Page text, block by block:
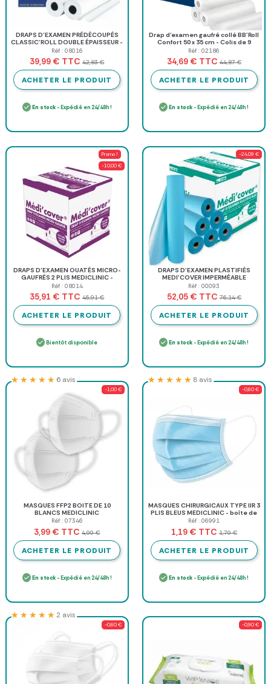
DRAPS D’EXAMEN PRÉDÉCOUPÉS
CLASSIC’ROLL DOUBLE ÉPAISSEUR -
12 rouleaux
Réf : 08016
39,99 € TTC 42,83 €
ACHETER LE PRODUIT
En stock- Expédié en 24/48h !
Drap d'examen gaufré collé BB'Roll
Confort 50 x 35 cm - Colis de 9
rouleaux
Réf : 02186
34,69 € TTC 44,87 €
ACHETER LE PRODUIT
En stock - Expédié en 24/48h !
Promo !
-10,00 €
DRAPS D’EXAMEN OUATÉS MICRO-
GAUFRÉS 2 PLIS MEDICLINIC -
carton de 9 rouleaux
Réf : 08014
35,91 € TTC 45,91 €
ACHETER LE PRODUIT
Bientôt disponible
-24,09 €
DRAPS D'EXAMEN PLASTIFIÉS
MEDI'COVER IMPERMÉABLE
MEDICLINIC - 6 rouleaux de 180
formats
Réf : 00093
52,05 € TTC 76,14 €
ACHETER LE PRODUIT
En stock - Expédié en 24/48h !
-1,00 €
MASQUES FFP2 BOITE DE 10
BLANCS MEDICLINIC
Réf : 07346
★★★★★
★★★★★ 6 avis
3,99 € TTC 4,99 €
ACHETER LE PRODUIT
En stock- Expédié en 24/48h !
-0,60 €
MASQUES CHIRURGICAUX TYPE IIR 3
PLIS BLEUS MEDICLINIC - boîte de
50
Réf : 06991
★★★★★
★★★★★ 8 avis
1,19 € TTC 1,79 €
ACHETER LE PRODUIT
En stock - Expédié en 24/48h !
-0,60 €
★★★★★
★★★★★ 2 avis
-0,90 €